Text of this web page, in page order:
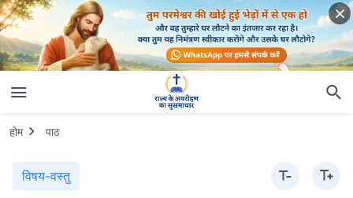
होम पाठ
विषय-वस्तु